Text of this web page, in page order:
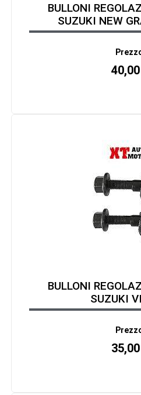
BULLONI
SUZUKI NEW
40,00
BULLONI
SUZUKI
35,00